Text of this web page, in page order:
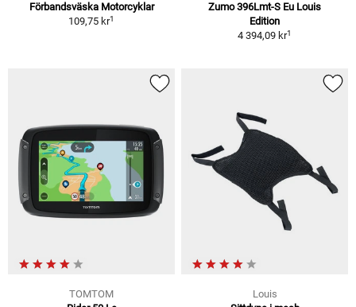
Förbandsväska Motorcyklar
109,75 kr1
Zumo 396Lmt-S Eu Louis
Edition
4 394,09 kr1
TOMTOM
Louis